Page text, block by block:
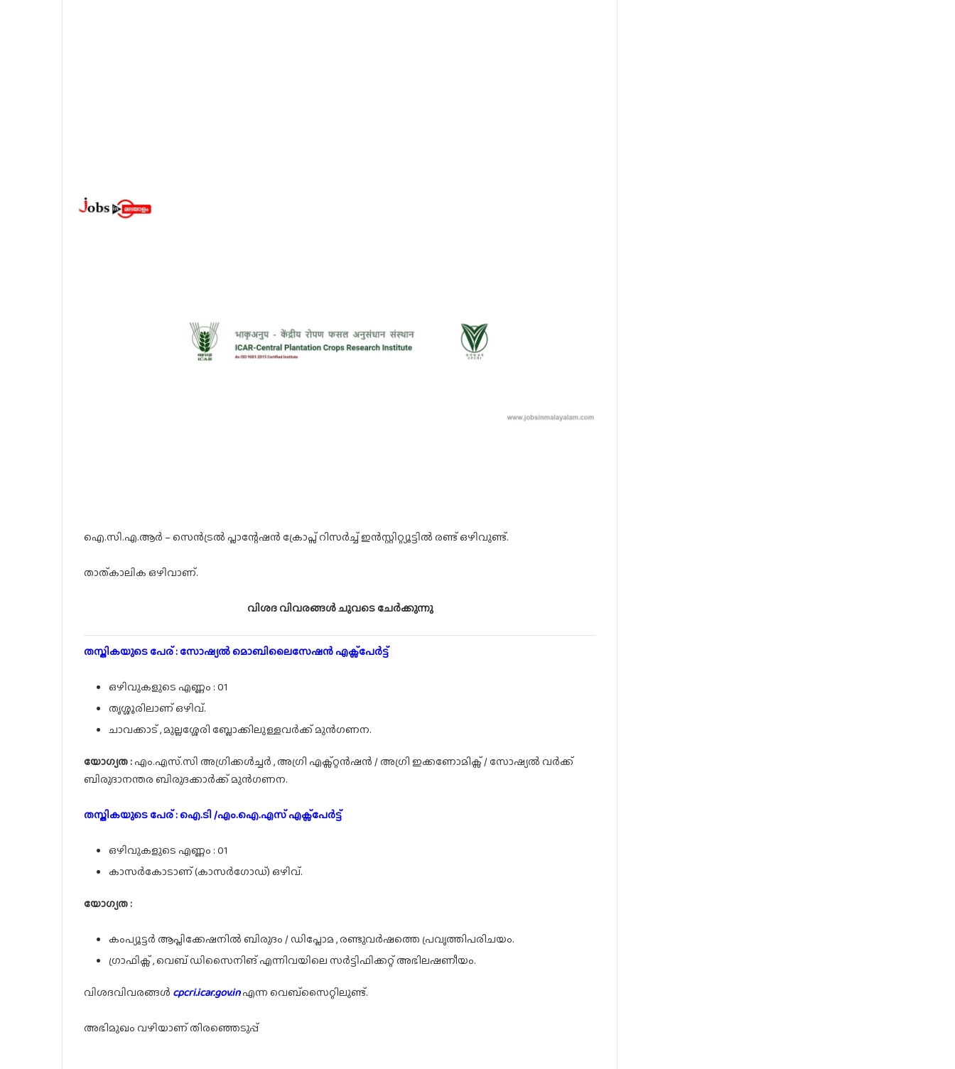
ഐ.സി.എ.ആർ – സെൻട്രൽ പ്ലാന്റേഷൻ ക്രോപ്സ് റിസർച്ച് ഇൻസ്റ്റിറ്റ്യൂട്ടിൽ രണ്ട് ഒഴിവുണ്ട്.
താത്കാലിക ഒഴിവാണ്.
വിശദ വിവരങ്ങൾ ചുവടെ ചേർക്കുന്നു
തസ്തികയുടെ പേര് : സോഷ്യൽ മൊബിലൈസേഷൻ എക്സ്പേർട്ട്
ഒഴിവുകളുടെ എണ്ണം : 01
തൃശ്ശൂരിലാണ് ഒഴിവ്.
ചാവക്കാട് , മുല്ലശ്ശേരി ബ്ലോക്കിലുള്ളവർക്ക് മുൻഗണന.
യോഗ്യത :എം.എസ്.സി അഗ്രിക്കൾച്ചർ , അഗ്രി എക്സ്റ്റൻഷൻ / അഗ്രി ഇക്കണോമിക്സ് / സോഷ്യൽ വർക്ക്
ബിരുദാനന്തര ബിരുദക്കാർക്ക് മുൻഗണന.
തസ്തികയുടെ പേര് : ഐ.ടി /എം.ഐ.എസ് എക്സ്പേർട്ട്
ഒഴിവുകളുടെ എണ്ണം : 01
കാസർകോടാണ് (കാസർഗോഡ്) ഒഴിവ്.
യോഗ്യത :
കംപ്യൂട്ടർ ആപ്ലിക്കേഷനിൽ ബിരുദം / ഡിപ്ലോമ , രണ്ടുവർഷത്തെ പ്രവൃത്തിപരിചയം.
ഗ്രാഫിക്സ് , വെബ് ഡിസൈനിങ് എന്നിവയിലെ സർട്ടിഫിക്കറ്റ് അഭിലഷണീയം.
വിശദവിവരങ്ങൾ cpcri.icar.gov.inഎന്ന വെബ്സൈറ്റിലുണ്ട്.
അഭിമുഖം വഴിയാണ് തിരഞ്ഞെടുപ്പ്